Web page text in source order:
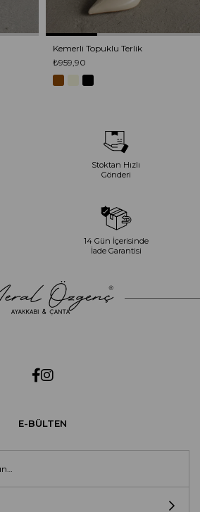
Kemerli Topuklu Terlik
₺959,90
Stoktan Hızlı
Gönderi
14 Gün İçerisinde
İade Garantisi
E-BÜLTEN